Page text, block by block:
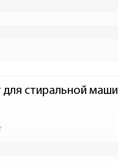
стиральной